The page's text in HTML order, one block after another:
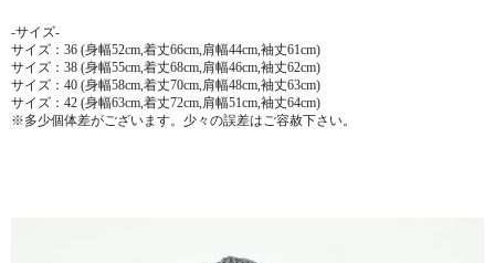
-サイズ-
サイズ：36 (身幅52cm,着丈66cm,肩幅44cm,袖丈61cm)
サイズ：38 (身幅55cm,着丈68cm,肩幅46cm,袖丈62cm)
サイズ：40 (身幅58cm,着丈70cm,肩幅48cm,袖丈63cm)
サイズ：42 (身幅63cm,着丈72cm,肩幅51cm,袖丈64cm)
※多少個体差がございます。少々の誤差はご容赦下さい。